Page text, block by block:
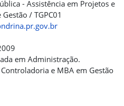
- Assistência em Projetos e
/ TGPC01
em Administração.
e MBA em Gestão